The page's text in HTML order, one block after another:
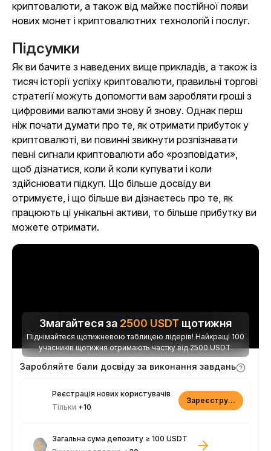
криптовалюти, а також від майже постійної появи
нових монет і криптовалютних технологій і послуг.
Підсумки
Як ви бачите з наведених вище прикладів, а також із
тисяч історії успіху криптовалюти, правильні торгові
стратегії можуть допомогти вам заробляти гроші з
цифровими валютами знову й знову. Однак перш
ніж почати думати про те, як отримати прибуток у
криптовалюті, ви повинні звикнути розпізнавати
певні сигнали криптовалюти або «розповідати»,
щоб дізнатися, коли й коли купувати і коли
здійснювати підкуп. Що більше досвіду ви
отримуєте, і що більше ви дізнаєтесь про те, як
працюють ці унікальні активи, то більше прибутку ви
можете отримати.
Змагайтеся за 2500 USDT щотижня
Піднімайтеся щотижневою таблицею лідерів! Найкращі 100
учасників щотижня отримають частку від 2500 USDT.
Заробляйте бали досвіду за виконання завдань
Реєстрація нових користувачів
Тільки +10
Зареєструватися
Загальна сума депозиту ≥ 100 USDT